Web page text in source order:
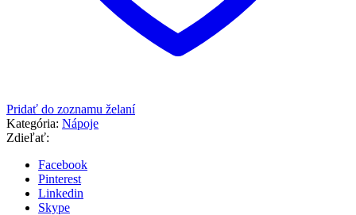
Pridať do zoznamu želaní
Kategória: Nápoje
Zdieľať:
Facebook
Pinterest
Linkedin
Skype